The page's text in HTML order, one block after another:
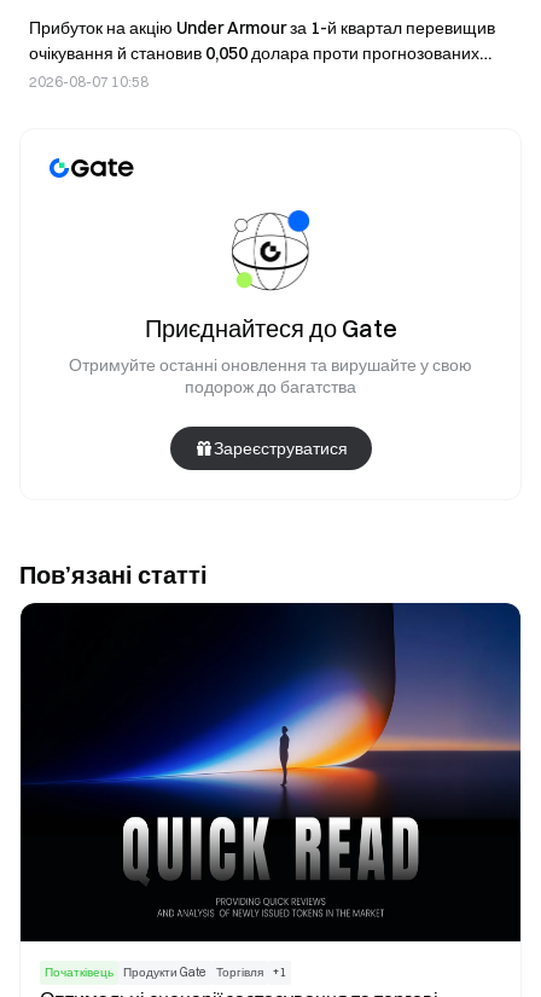
Прибуток на акцію Under Armour за 1-й квартал перевищив
очікування й становив 0,050 долара проти прогнозованих
0,02 долара; виручка не виправдала прогнозу й становила
2026-08-07 10:58
Приєднайтеся до Gate
Отримуйте останні оновлення та вирушайте у свою
подорож до багатства
Зареєструватися
Пов’язані статті
Початківець Продукти Gate Торгівля +1